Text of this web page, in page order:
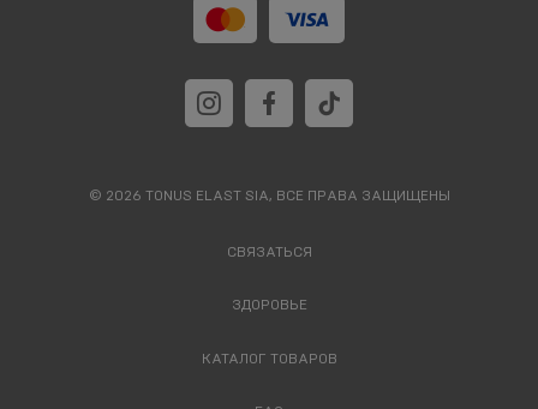
© 2026 TONUS ELAST SIA, ВСЕ ПРАВА ЗАЩИЩЕНЫ
СВЯЗАТЬСЯ
ЗДОРОВЬЕ
КАТАЛОГ ТОВАРОВ